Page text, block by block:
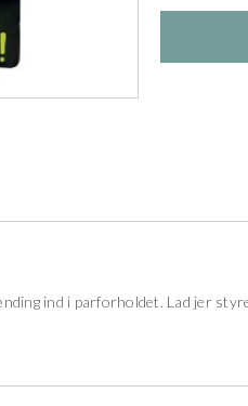
ind i parforholdet. Lad jer